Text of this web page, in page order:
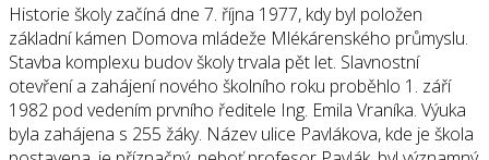
Historie školy začíná dne 7. října 1977, kdy byl položen
základní kámen Domova mládeže Mlékárenského průmyslu.
Stavba komplexu budov školy trvala pět let. Slavnostní
otevření a zahájení nového školního roku proběhlo 1. září
1982 pod vedením prvního ředitele Ing. Emila Vraníka. Výuka
byla zahájena s 255 žáky. Název ulice Pavlákova, kde je škola